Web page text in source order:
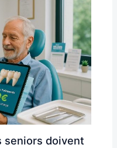
seniors doivent